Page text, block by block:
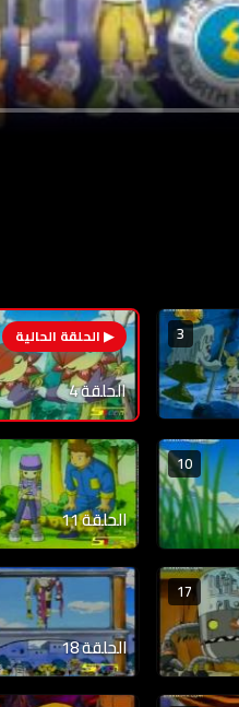
3
الحلقة 4
10
الحلقة 11
17
الحلقة 18